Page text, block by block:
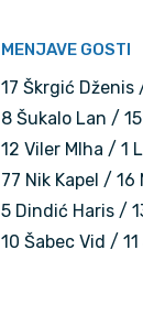
MENJAVE GOSTI
17 Škrgić
8 Šukalo Lan /
12 Viler MIha / 1
77 Nik Kapel /
5 Dindić Haris /
10 Šabec Vid /